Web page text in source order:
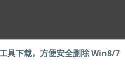
具下载，方便安全删除 Win8/7